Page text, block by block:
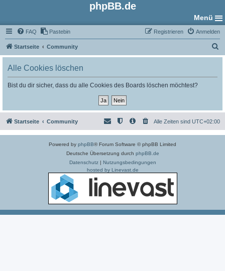
phpBB.de
Menü
FAQ Pastebin Anmelden
Registrieren
Startseite Community
u
Alle Cookies löschen
Bist du dir sicher, dass du alle Cookies des Boards löschen möchtest?
Startseite Community Alle Zeiten sind UTC+02:00
Powered by phpBB® Forum Software © phpBB Limited
Deutsche Übersetzung durch phpBB.de
Datenschutz| Nutzungsbedingungen
hosted by Linevast.de